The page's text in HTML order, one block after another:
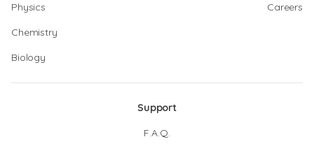
Physics
Chemistry
Biology
Careers
Support
F.A.Q.